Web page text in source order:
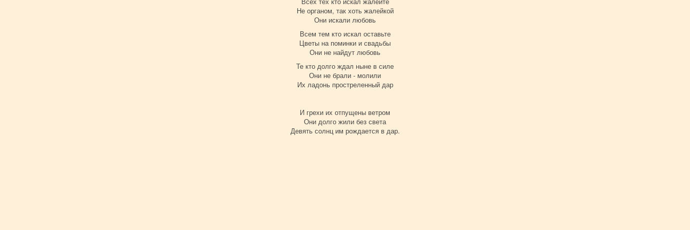
Не органом, так хоть жалейкой
Они искали любовь
Всем тем кто искал оставьте
Цветы на поминки и свадьбы
Они не найдут любовь
Те кто долго ждал ныне в силе
Они не брали - молили
Их ладонь простреленный дар
И грехи их отпущены ветром
Они долго жили без света
Девять солнц им рождается в дар.